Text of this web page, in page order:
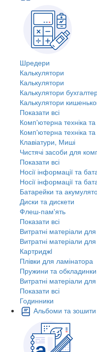
Шредери
Калькулятори
Калькулятори
Калькулятори
Калькулятори
Показати всі
Комп'ютерна техніка
Комп'ютерна техніка
Клавіатури, Миші
Чистячі засоби для
Показати всі
Носії інформації та
Носії інформації та
Батарейки та
Диски та дискети
Флеш-пам'ять
Показати всі
Витратні матеріали для
Витратні матеріали для
Картриджi
Плівки для ламінатора
Пружини та
Витратні матеріали
Показати всі
Годинники
Альбоми та зошити